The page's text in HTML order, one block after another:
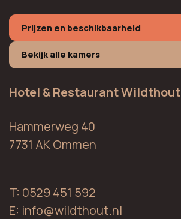
Prijzen en beschikbaarheid
Bekijk alle kamers
Hotel & Restaurant Wildthout
Hammerweg 40
7731 AK Ommen
T: 0529 451 592
E: info@wildthout.nl